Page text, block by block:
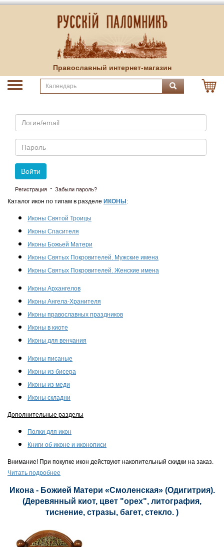
Православный интернет-магазин
Email
Пароль
Войти
Регистрация · Забыли пароль?
Каталог икон по типам в разделе ИКОНЫ :
Иконы Святой Троицы
Иконы Спасителя
Иконы Божьей Матери
Иконы Святых Покровителей. Мужские имена
Иконы Святых Покровителей. Женские имена
Иконы Архангелов
Иконы Ангела-Хранителя
Иконы православных праздников
Иконы в киоте
Иконы для венчания
Иконы писаные
Иконы из бисера
Иконы из меди
Иконы складни
Дополнительные разделы
Полки для икон
Книги об иконе и иконописи
Внимание! При покупке икон действуют накопительный скидки на заказ.
Читать подробнее
Икона - Божией Матери «Смоленская» (Одигитрия).
(Деревянный киот, цвет "орех", литография,
тиснение, стразы, багет, стекло. )